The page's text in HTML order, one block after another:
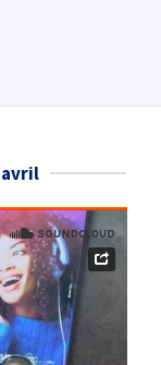
avril